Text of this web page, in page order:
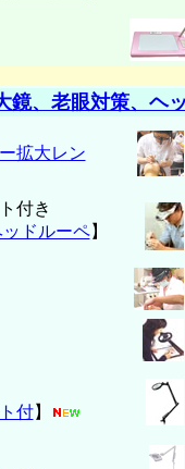
鏡、老眼対策、ヘ
拡大レン
付き
ドルーペ】
付】